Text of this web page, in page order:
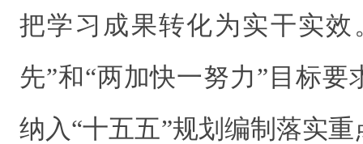
把学习成果转化为实干实效
先”和“两加快一努力”目标
纳入“十五五”规划编制落实